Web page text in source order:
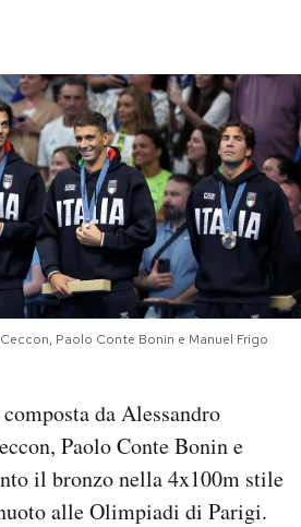
Altrecose
Mondiali calcio 2026
Paolo Conte Bonin e Manuel Frigo
da Alessandro
Paolo Conte Bonin e
il bronzo nella 4x100m stile
alle Olimpiadi di Parigi.